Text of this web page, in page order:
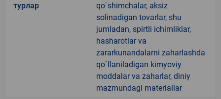
турлар
qo`shimchalar, aksiz
solinadigan tovarlar, shu
jumladan, spirtli ichimliklar,
hasharotlar va
zararkunandalarni zaharlashda
qo`llaniladigan kimyoviy
moddalar va zaharlar, diniy
mazmundagi materiallar